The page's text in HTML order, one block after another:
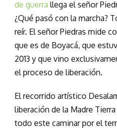
de guerra llega el señor
¿Qué pasó con la marcha?
reír. El señor Piedras mide
que es de Boyacá, que
2013 y que vino
el proceso de liberación.
El recorrido artístico
liberación de la Madre
todo este caminar por el